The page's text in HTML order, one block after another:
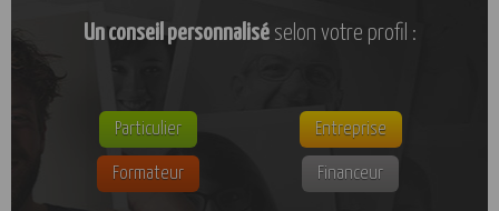
Un conseil personnaliséselon votre profil :
Particulier Entreprise
Formateur Financeur